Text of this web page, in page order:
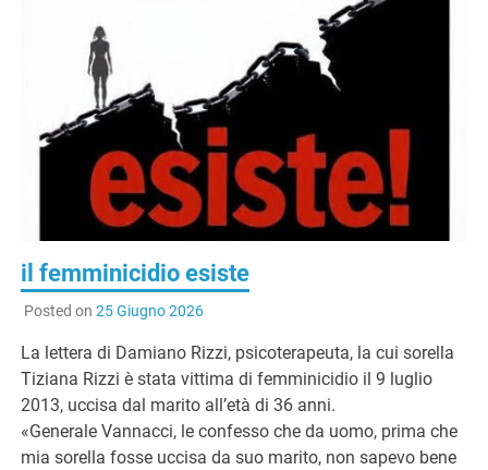
il femminicidio esiste
Posted on 25 Giugno 2026
La lettera di Damiano Rizzi, psicoterapeuta, la cui sorella
Tiziana Rizzi è stata vittima di femminicidio il 9 luglio
2013, uccisa dal marito all’età di 36 anni.
«Generale Vannacci, le confesso che da uomo, prima che
mia sorella fosse uccisa da suo marito, non sapevo bene